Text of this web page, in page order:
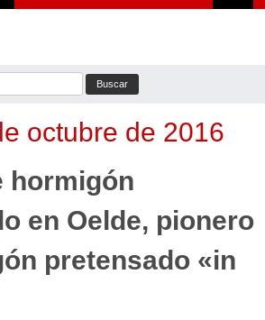
octubre de 2016
hormigón
en Oelde, pionero
pretensado «in